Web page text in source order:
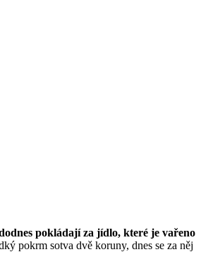
pokládají za jídlo, které je vařeno
pokrm sotva dvě koruny, dnes se za něj